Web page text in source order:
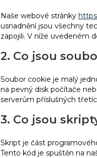
Naše webové stránky
usnadnění jsou všechny
zapojili. V níže uvedeném
2. Co jsou
Soubor cookie je malý
na pevný disk počítače
serverům příslušných
3. Co jsou
Skript je část
Tento kód je spuštěn na